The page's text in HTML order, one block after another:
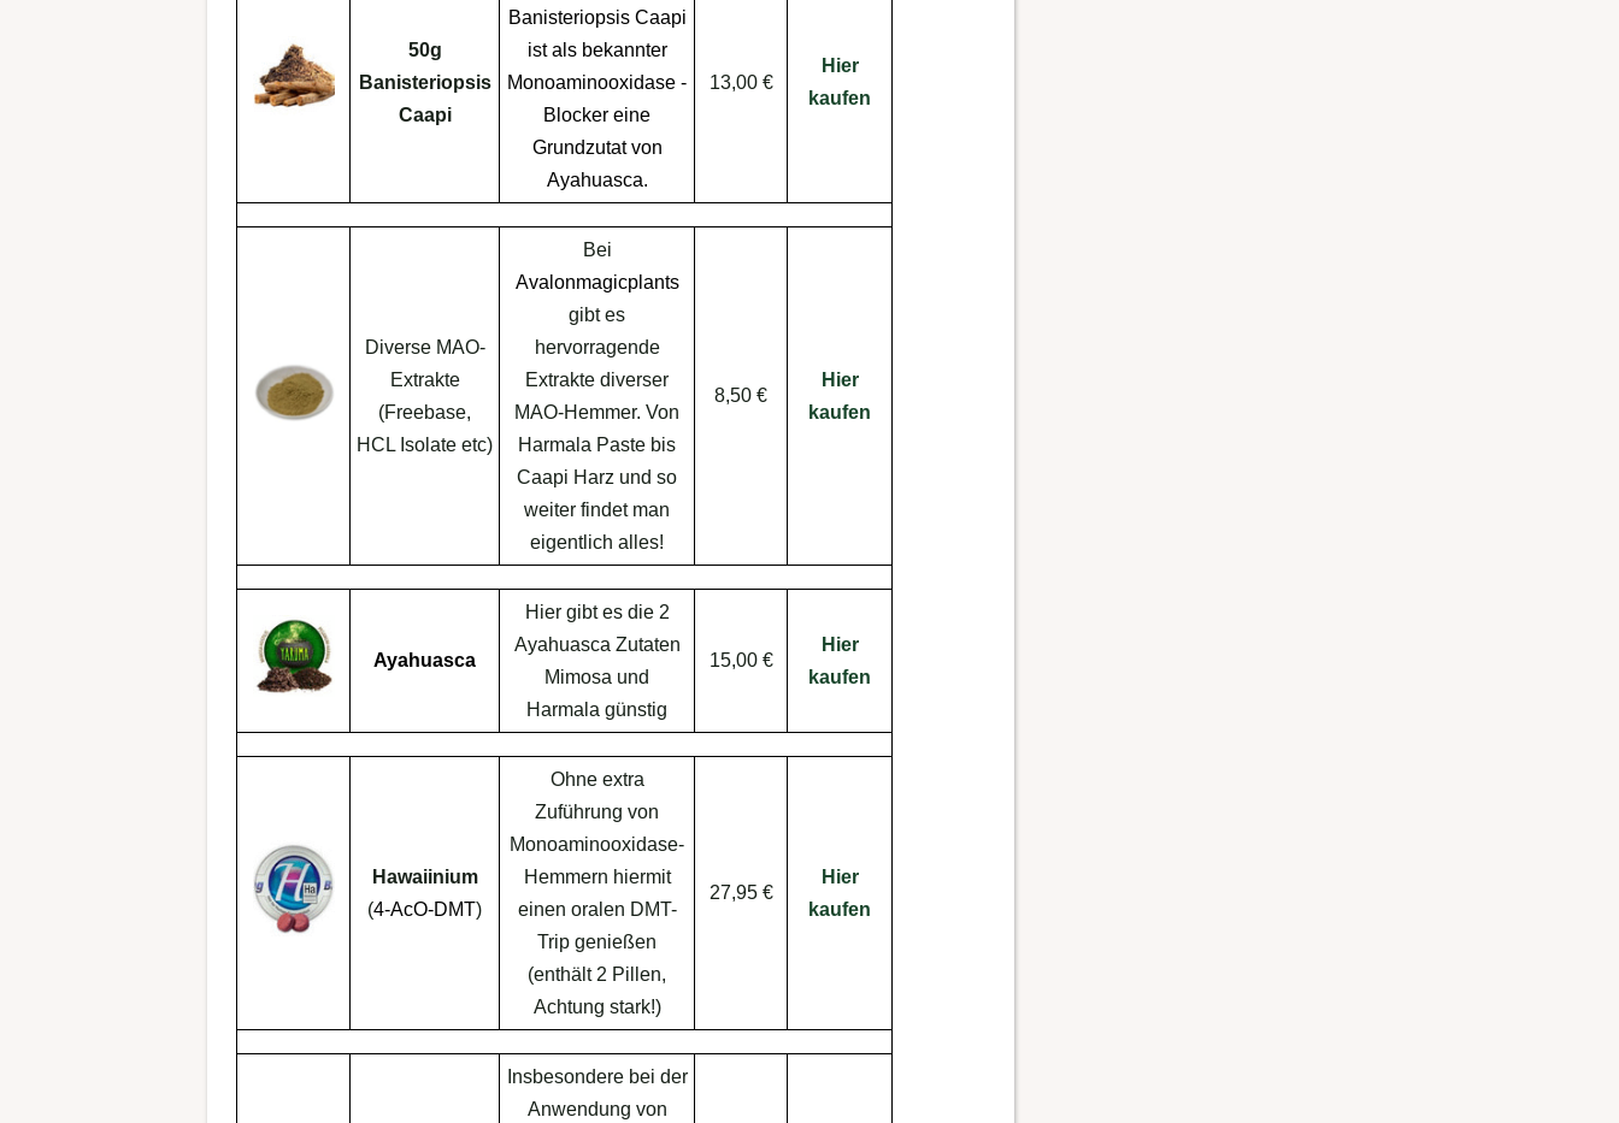
50g
Banisteriopsis
Caapi
Banisteriopsis Caapi
ist als bekannter
Monoaminooxidase -
Blocker eine
Grundzutat von
Ayahuasca.
13,00 €
Hier
kaufen
Diverse MAO-
Extrakte
(Freebase,
HCL Isolate etc)
Bei
Avalonmagicplants
gibt es
hervorragende
Extrakte diverser
MAO-Hemmer. Von
Harmala Paste bis
Caapi Harz und so
weiter findet man
eigentlich alles!
8,50 €
Hier
kaufen
Ayahuasca
Hier gibt es die 2
Ayahuasca Zutaten
Mimosa und
Harmala günstig
15,00 €
Hier
kaufen
Hawaiinium
(4-AcO-DMT)
Ohne extra
Zuführung von
Monoaminooxidase-
Hemmern hiermit
einen oralen DMT-
Trip genießen
(enthält 2 Pillen,
Achtung stark!)
27,95 €
Hier
kaufen
Insbesondere bei der
Anwendung von